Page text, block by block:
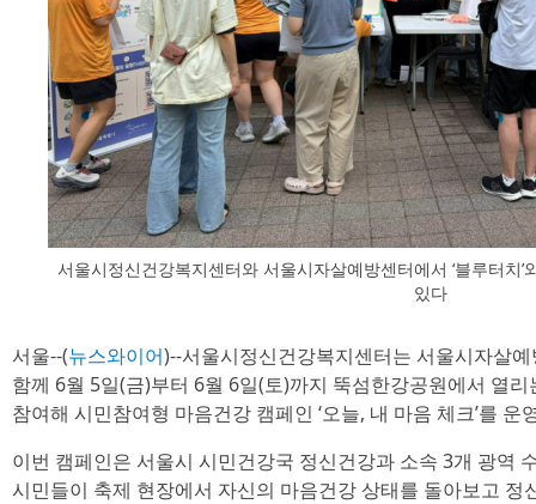
서울시정신건강복지센터와 서울시자살예방센터에서 ‘블루터치
있다
서울--(뉴스와이어)--서울시정신건강복지센터는 서울시자살
함께 6월 5일(금)부터 6월 6일(토)까지 뚝섬한강공원에서 열리
참여해 시민참여형 마음건강 캠페인 ‘오늘, 내 마음 체크’를 운
이번 캠페인은 서울시 시민건강국 정신건강과 소속 3개 광역
시민들이 축제 현장에서 자신의 마음건강 상태를 돌아보고 정